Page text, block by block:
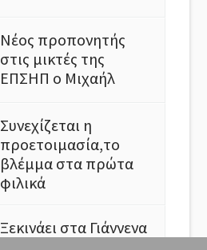
Νέος προπονητής
στις μικτές της
ΕΠΣΗΠ ο Μιχαήλ
Συνεχίζεται η
προετοιμασία,το
βλέμμα στα πρώτα
φιλικά
Ξεκινάει στα Γιάννενα